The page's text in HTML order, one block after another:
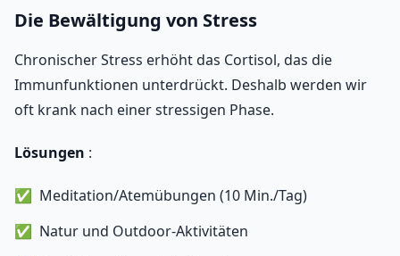
Die Bewältigung von Stress
Chronischer Stress erhöht das Cortisol, das die
Immunfunktionen unterdrückt. Deshalb werden wir
oft krank nach einer stressigen Phase.
Lösungen :
Meditation/Atemübungen (10 Min./Tag)
Natur und Outdoor-Aktivitäten